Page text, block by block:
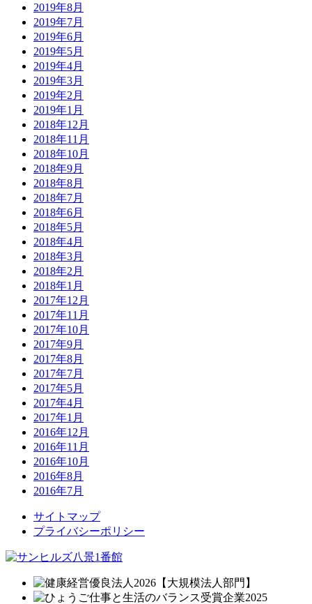
2019年8月
2019年7月
2019年6月
2019年5月
2019年4月
2019年3月
2019年2月
2019年1月
2018年12月
2018年11月
2018年10月
2018年9月
2018年8月
2018年7月
2018年6月
2018年5月
2018年4月
2018年3月
2018年2月
2018年1月
2017年12月
2017年11月
2017年10月
2017年9月
2017年8月
2017年7月
2017年5月
2017年4月
2017年1月
2016年12月
2016年11月
2016年10月
2016年8月
2016年7月
サイトマップ
プライバシーポリシー